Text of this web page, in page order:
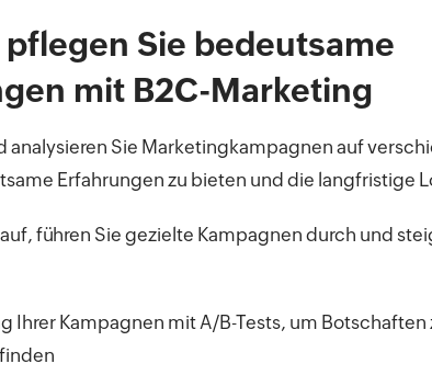
Sie bedeutsame
mit B2C-Marketing
analysieren Sie Marketingkampagnen auf
Erfahrungen zu bieten und die langfristige
führen Sie gezielte Kampagnen durch und
Ihrer Kampagnen mit A/B-Tests, um